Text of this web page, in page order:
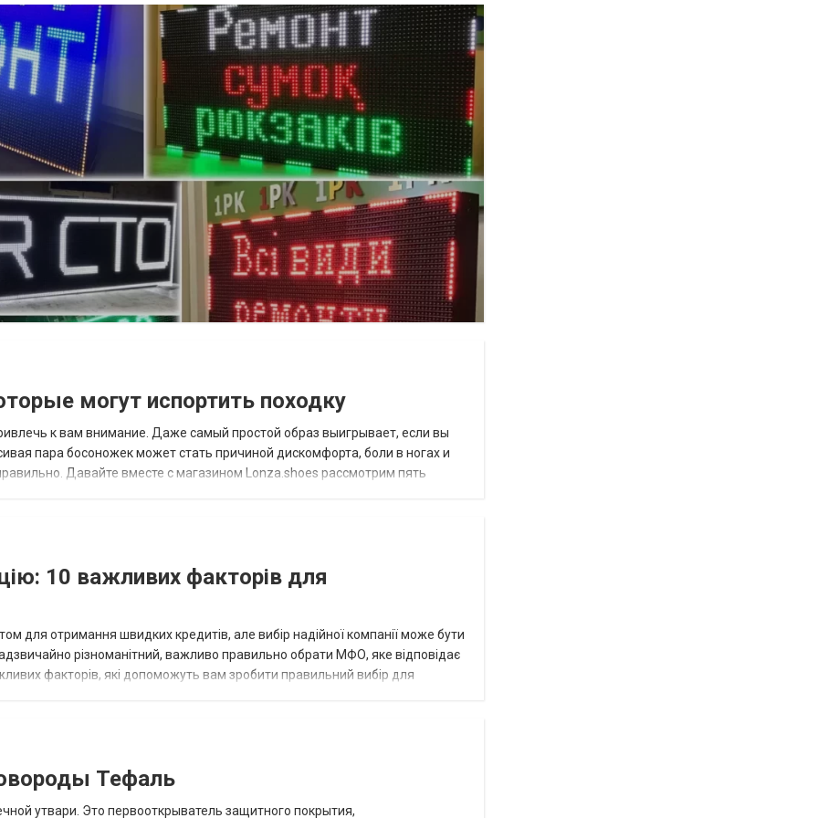
могут испортить походку
к вам внимание. Даже самый простой образ выигрывает, если вы
пара босоножек может стать причиной дискомфорта, боли в ногах и
Давайте вместе с магазином Lonza.shoes рассмотрим пять
10 важливих факторів для
для отримання швидких кредитів, але вибір надійної компанії може бути
різноманітний, важливо правильно обрати МФО, яке відповідає
факторів, які допоможуть вам зробити правильний вибір для
Тефаль
утвари. Это первооткрыватель защитного покрытия,